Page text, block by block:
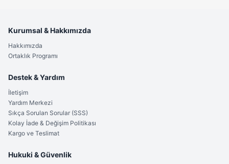
Kurumsal & Hakkımızda
Hakkımızda
Ortaklık Programı
Destek & Yardım
İletişim
Yardım Merkezi
Sıkça Sorulan Sorular (SSS)
Kolay İade & Değişim Politikası
Kargo ve Teslimat
Hukuki & Güvenlik